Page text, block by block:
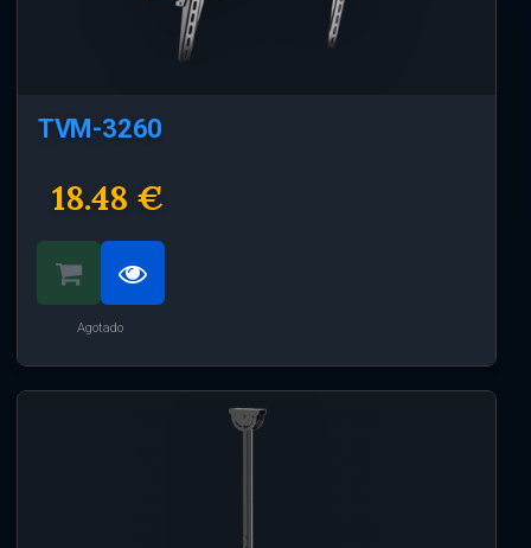
TVM-3260
18.48 €
Agotado